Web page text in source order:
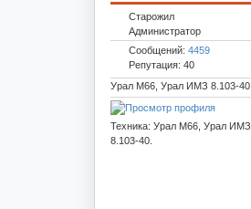
Старожил
Администратор
Сообщений: 4459
Репутация: 40
Урал М66, Урал ИМЗ 8.103-40.
Техника: Урал М66, Урал ИМЗ
8.103-40.